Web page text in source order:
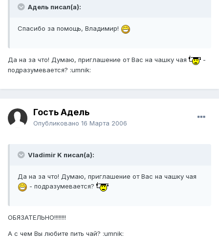
Адель писал(а):
Спасибо за помощь, Владимир!
Да на за что! Думаю, приглашение от Вас на чашку чая
-
подразумевается? :umnik:
Гость Адель
Опубликовано 16 Марта 2006
Vladimir K писал(а):
Да на за что! Думаю, приглашение от Вас на чашку чая
- подразумевается?
ОБЯЗАТЕЛЬНО!!!!!!!!
А с чем Вы любите пить чай? :umnik: